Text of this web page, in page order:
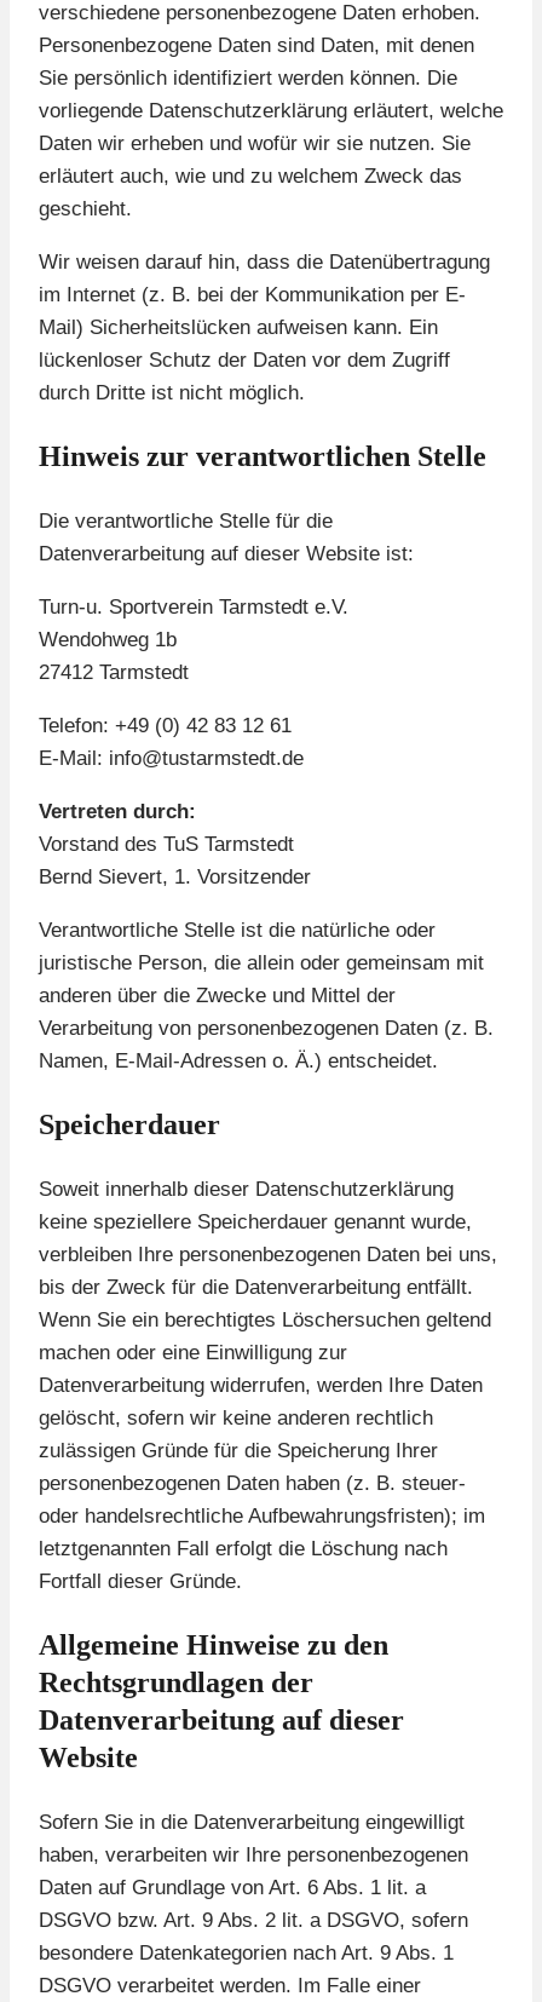
verschiedene personenbezogene Daten erhoben.
Personenbezogene Daten sind Daten, mit denen
Sie persönlich identifiziert werden können. Die
vorliegende Datenschutzerklärung erläutert, welche
Daten wir erheben und wofür wir sie nutzen. Sie
erläutert auch, wie und zu welchem Zweck das
geschieht.
Wir weisen darauf hin, dass die Datenübertragung
im Internet (z. B. bei der Kommunikation per E-
Mail) Sicherheitslücken aufweisen kann. Ein
lückenloser Schutz der Daten vor dem Zugriff
durch Dritte ist nicht möglich.
Hinweis zur verantwortlichen Stelle
Die verantwortliche Stelle für die
Datenverarbeitung auf dieser Website ist:
Turn-u. Sportverein Tarmstedt e.V.
Wendohweg 1b
27412 Tarmstedt
Telefon: +49 (0) 42 83 12 61
E-Mail: info@tustarmstedt.de
Vertreten durch:
Vorstand des TuS Tarmstedt
Bernd Sievert, 1. Vorsitzender
Verantwortliche Stelle ist die natürliche oder
juristische Person, die allein oder gemeinsam mit
anderen über die Zwecke und Mittel der
Verarbeitung von personenbezogenen Daten (z. B.
Namen, E-Mail-Adressen o. Ä.) entscheidet.
Speicherdauer
Soweit innerhalb dieser Datenschutzerklärung
keine speziellere Speicherdauer genannt wurde,
verbleiben Ihre personenbezogenen Daten bei uns,
bis der Zweck für die Datenverarbeitung entfällt.
Wenn Sie ein berechtigtes Löschersuchen geltend
machen oder eine Einwilligung zur
Datenverarbeitung widerrufen, werden Ihre Daten
gelöscht, sofern wir keine anderen rechtlich
zulässigen Gründe für die Speicherung Ihrer
personenbezogenen Daten haben (z. B. steuer-
oder handelsrechtliche Aufbewahrungsfristen); im
letztgenannten Fall erfolgt die Löschung nach
Fortfall dieser Gründe.
Allgemeine Hinweise zu den
Rechtsgrundlagen der
Datenverarbeitung auf dieser
Website
Sofern Sie in die Datenverarbeitung eingewilligt
haben, verarbeiten wir Ihre personenbezogenen
Daten auf Grundlage von Art. 6 Abs. 1 lit. a
DSGVO bzw. Art. 9 Abs. 2 lit. a DSGVO, sofern
besondere Datenkategorien nach Art. 9 Abs. 1
DSGVO verarbeitet werden. Im Falle einer